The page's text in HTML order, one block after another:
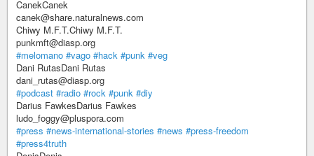
CanekCanek
canek@share.naturalnews.com
Chiwy M.F.T.Chiwy M.F.T.
punkmft@diasp.org
#melomano #vago #hack #punk #veg
Dani RutasDani Rutas
dani_rutas@diasp.org
#podcast #radio #rock #punk #diy
Darius FawkesDarius Fawkes
ludo_foggy@pluspora.com
#press #news-international-stories #news #press-freedom
#press4truth